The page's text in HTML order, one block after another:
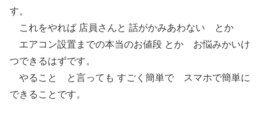
す。
これをやれば 店員さんと 話がかみあわない とか
エアコン設置までの本当のお値段 とか お悩みかいけ
つできるはずです。
やること と言っても すごく簡単で スマホで簡単に
できることです。